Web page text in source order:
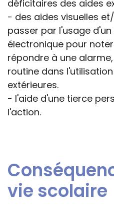
déficitaires des aides
- des aides visuelles
passer par l'usage
électronique pour
répondre à une
routine dans
extérieures.
- l'aide d'une tierce
l'action.
vie scolaire